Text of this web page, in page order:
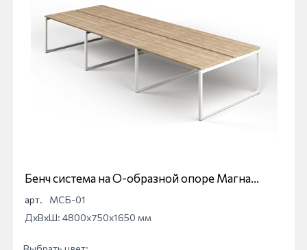
Бенч система на О-образной опоре Магна
МСБ-01
арт.
МСБ-01
ДхВхШ: 4800x750x1650 мм